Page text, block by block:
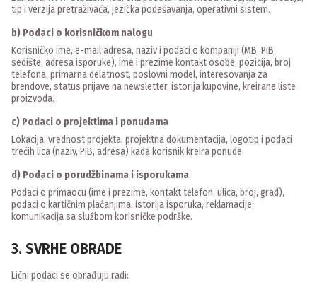
tip i verzija pretraživača, jezička podešavanja, operativni sistem.
b) Podaci o korisničkom nalogu
Korisničko ime, e-mail adresa, naziv i podaci o kompaniji (MB, PIB,
sedište, adresa isporuke), ime i prezime kontakt osobe, pozicija, broj
telefona, primarna delatnost, poslovni model, interesovanja za
brendove, status prijave na newsletter, istorija kupovine, kreirane liste
proizvoda.
c) Podaci o projektima i ponudama
Lokacija, vrednost projekta, projektna dokumentacija, logotip i podaci
trećih lica (naziv, PIB, adresa) kada korisnik kreira ponude.
d) Podaci o porudžbinama i isporukama
Podaci o primaocu (ime i prezime, kontakt telefon, ulica, broj, grad),
podaci o kartičnim plaćanjima, istorija isporuka, reklamacije,
komunikacija sa službom korisničke podrške.
3. SVRHE OBRADE
Lični podaci se obrađuju radi: